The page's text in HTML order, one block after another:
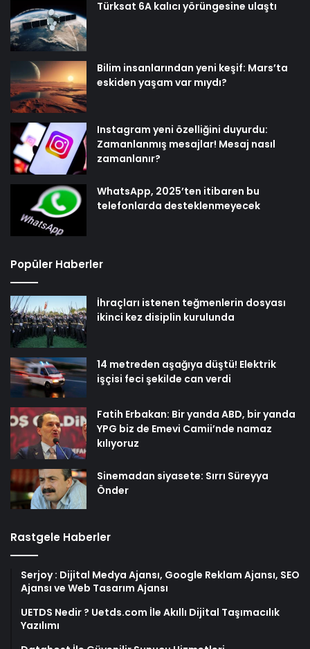
Türksat 6A kalıcı yörüngesine ulaştı
Bilim insanlarından yeni keşif: Mars’ta
eskiden yaşam var mıydı?
Instagram yeni özelliğini duyurdu:
Zamanlanmış mesajlar! Mesaj nasıl
zamanlanır?
WhatsApp, 2025’ten itibaren bu
telefonlarda desteklenmeyecek
Popüler Haberler
İhraçları istenen teğmenlerin dosyası
ikinci kez disiplin kurulunda
14 metreden aşağıya düştü! Elektrik
işçisi feci şekilde can verdi
Fatih Erbakan: Bir yanda ABD, bir yanda
YPG biz de Emevi Camii’nde namaz
kılıyoruz
Sinemadan siyasete: Sırrı Süreyya
Önder
Rastgele Haberler
Serjoy : Dijital Medya Ajansı, Google Reklam Ajansı, SEO
Ajansı ve Web Tasarım Ajansı
UETDS Nedir ? Uetds.com İle Akıllı Dijital Taşımacılık
Yazılımı